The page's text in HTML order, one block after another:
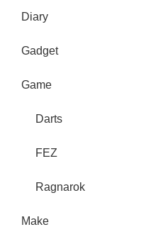
Diary
Gadget
Game
Darts
FEZ
Ragnarok
Make